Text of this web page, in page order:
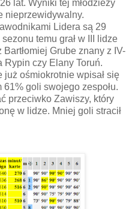
lat. Wyniki tej młodzieży
nieprzewidywalny.
Lidera są 29
temu grał w III lidze
Grube znany z IV-
Rypin czy Elany Toruń.
ośmiokrotnie wpisał się
goli swojego zespołu.
przeciwko Zawiszy, który
w lidze. Mniej goli stracił